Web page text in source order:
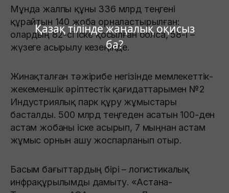
Қазақ тілінде жаңалық оқисыз
ба?
Мұнда жалпы құны 336 млрд теңгені
құрайтын 140 жоба орналастырылған:
олардың 82-сі іске қосылған болса, 58-і –
жүзеге асырылу кезеңінде.
Жинақталған тәжірибе негізінде мемлекеттік-
жекеменшік әріптестік қағидаттарымен №2
Индустриялық парк құру жұмыстары
басталды. 500 млрд теңгеден асатын 100-ден
астам жобаны іске асырып, 7 мыңнан астам
жұмыс орнын ашу жоспарланып отыр.
Басым бағыттардың бірі – логистикалық
инфрақұрылымды дамыту. «Астана-